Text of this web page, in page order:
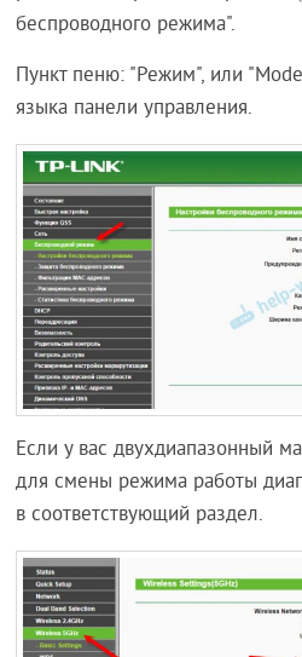
беспроводного режима".
Пункт пеню: "Режим", или
языка панели управления.
Если у вас двухдиапазонный
для смены режима работы
в соответствующий раздел.